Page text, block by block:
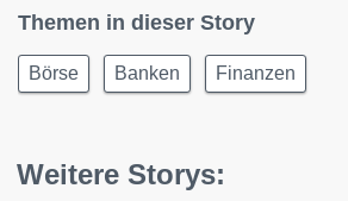
Themen in dieser Story
Börse Banken Finanzen
Weitere Storys: